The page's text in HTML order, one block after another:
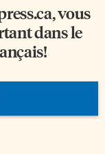
, vous
dans le